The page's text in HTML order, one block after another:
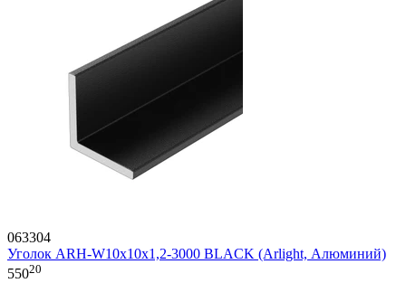
063304
Уголок ARH-W10x10x1,2-3000 BLACK (Arlight, Алюминий)
55020